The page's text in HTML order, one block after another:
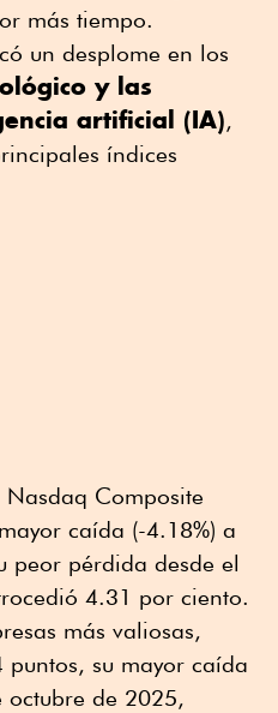
más tiempo.
un desplome en los
y las
artificial (IA),
índices
Composite
caída (-4.18%) a
peor pérdida desde el
4.31 por ciento.
más valiosas,
su mayor caída
octubre de 2025,